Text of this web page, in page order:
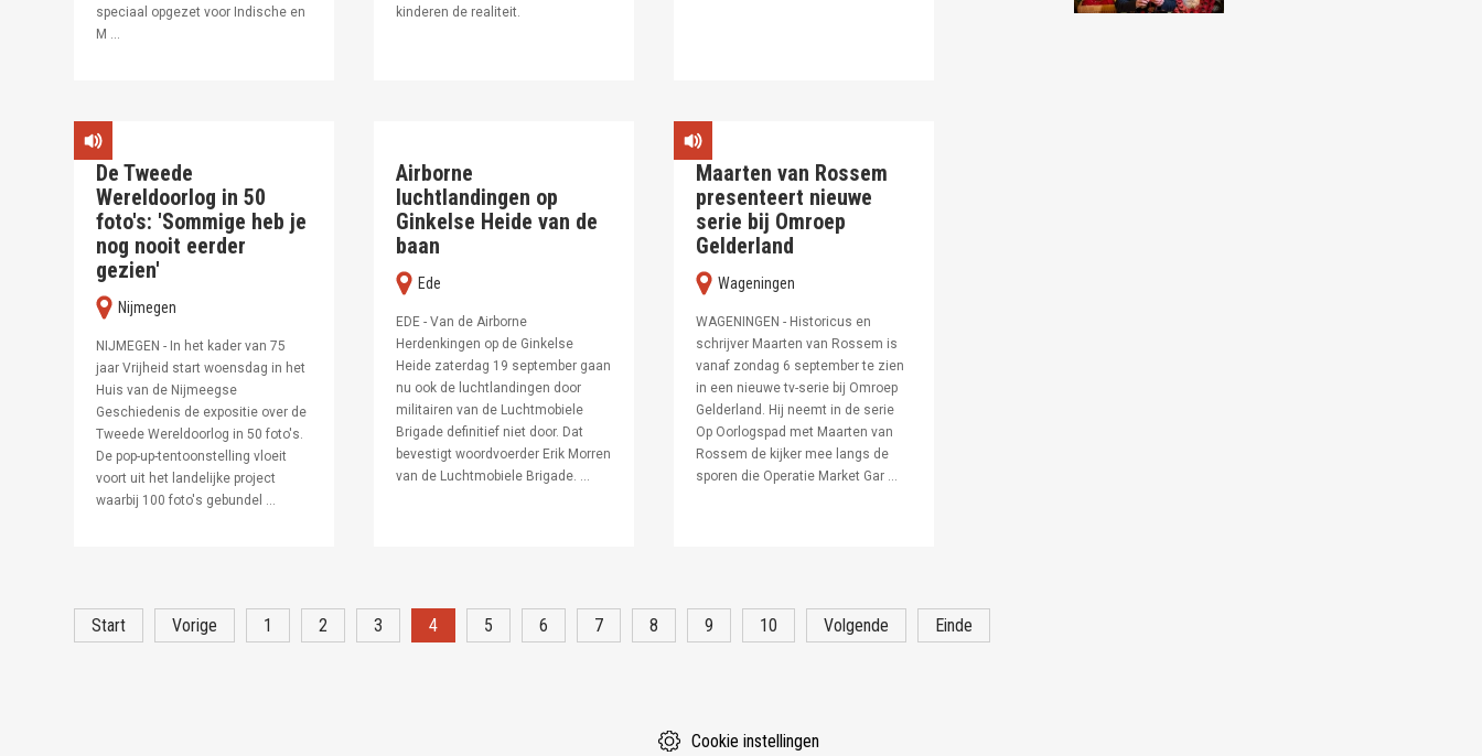
speciaal opgezet voor Indische en
M ...
kinderen de realiteit.
De Tweede
Wereldoorlog in 50
foto's: 'Sommige heb je
nog nooit eerder
gezien'
nijmegen
NIJMEGEN - In het kader van 75
jaar Vrijheid start woensdag in het
Huis van de Nijmeegse
Geschiedenis de expositie over de
Tweede Wereldoorlog in 50 foto's.
De pop-up-tentoonstelling vloeit
voort uit het landelijke project
waarbij 100 foto's gebundel ...
Airborne
luchtlandingen op
Ginkelse Heide van de
baan
ede
EDE - Van de Airborne
Herdenkingen op de Ginkelse
Heide zaterdag 19 september gaan
nu ook de luchtlandingen door
militairen van de Luchtmobiele
Brigade definitief niet door. Dat
bevestigt woordvoerder Erik Morren
van de Luchtmobiele Brigade. ...
Maarten van Rossem
presenteert nieuwe
serie bij Omroep
Gelderland
wageningen
WAGENINGEN - Historicus en
schrijver Maarten van Rossem is
vanaf zondag 6 september te zien
in een nieuwe tv-serie bij Omroep
Gelderland. Hij neemt in de serie
Op Oorlogspad met Maarten van
Rossem de kijker mee langs de
sporen die Operatie Market Gar ...
Start Vorige 1 2 3 4 5 6 7 8 9 10 Volgende Einde
Cookie instellingen